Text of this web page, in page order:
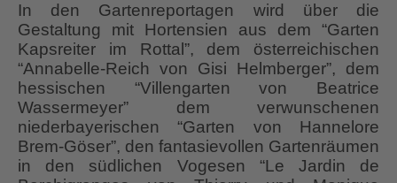
In den Gartenreportagen wird über die
Gestaltung mit Hortensien aus dem “Garten
Kapsreiter im Rottal”, dem österreichischen
“Annabelle-Reich von Gisi Helmberger”, dem
hessischen “Villengarten von Beatrice
Wassermeyer” dem verwunschenen
niederbayerischen “Garten von Hannelore
Brem-Göser”, den fantasievollen Gartenräumen
in den südlichen Vogesen “Le Jardin de